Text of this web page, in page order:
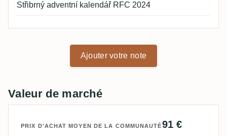
Střibrný adventní kalendář RFC 2024
Ajouter votre note
Valeur de marché
PRIX D'ACHAT MOYEN DE LA COMMUNAUTÉ91 €